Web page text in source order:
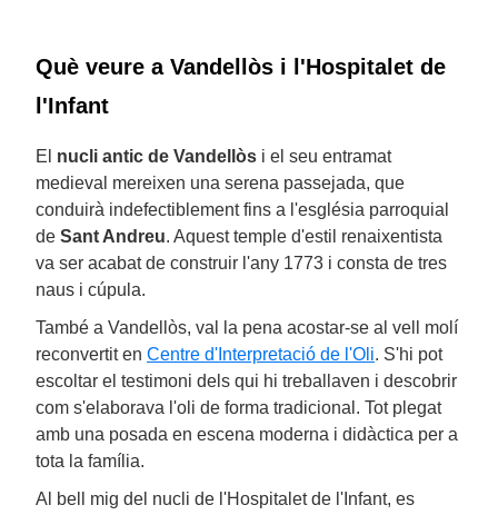
Què veure a Vandellòs i l'Hospitalet de
l'Infant
El nucli antic de Vandellòs i el seu entramat
medieval mereixen una serena passejada, que
conduirà indefectiblement fins a l'església parroquial
de Sant Andreu. Aquest temple d'estil renaixentista
va ser acabat de construir l'any 1773 i consta de tres
naus i cúpula.
També a Vandellòs, val la pena acostar-se al vell molí
reconvertit en Centre d'Interpretació de l'Oli. S'hi pot
escoltar el testimoni dels qui hi treballaven i descobrir
com s'elaborava l'oli de forma tradicional. Tot plegat
amb una posada en escena moderna i didàctica per a
tota la família.
Al bell mig del nucli de l'Hospitalet de l'Infant, es